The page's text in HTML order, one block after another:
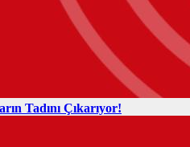
Tadını Çıkarıyor!